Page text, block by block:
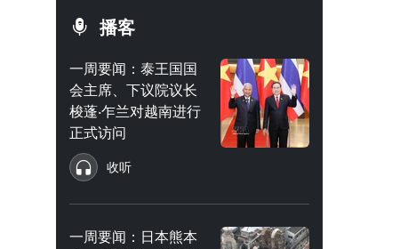
播客
一周要闻：泰王国国
会主席、下议院议长
梭蓬·乍兰对越南进行
正式访问
收听
一周要闻：日本熊本